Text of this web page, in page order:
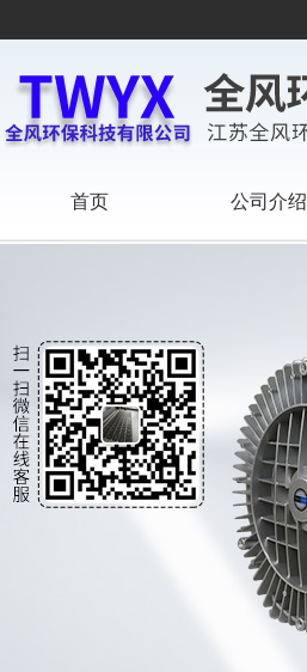
首页 公司介绍